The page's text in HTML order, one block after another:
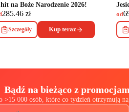
na Boże Narodzenie 2026!
285.46 zł
Szczegóły Kup teraz
od
Bądź na bieżąco z
>15 000 osób, które co tydzień otrzymują